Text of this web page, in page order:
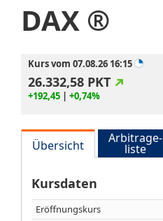
DAX ®
Kurs vom 07.08.26 16:15
26.332,58 PKT
+192,45 | +0,74%
Übersicht Arbitrage-
liste
Kursdaten
Eröffnungskurs